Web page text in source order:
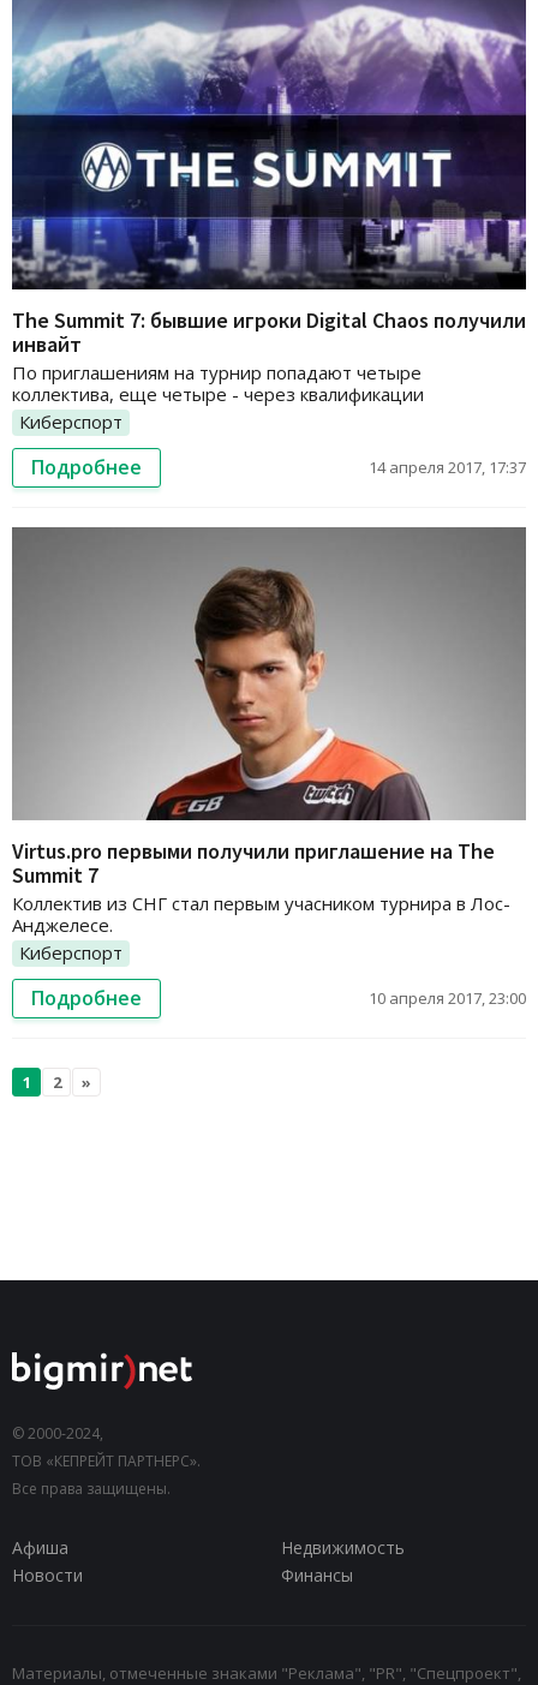
The Summit 7: бывшие игроки Digital Chaos получили
инвайт
По приглашениям на турнир попадают четыре
коллектива, еще четыре - через квалификации
Киберспорт
Подробнее 14 апреля 2017, 17:37
Virtus.pro первыми получили приглашение на The
Summit 7
Коллектив из СНГ стал первым учасником турнира в Лос-
Анджелесе.
Киберспорт
Подробнее 10 апреля 2017, 23:00
1 2 »
© 2000-2024,
ТОВ «КЕПРЕЙТ ПАРТНЕРС».
Все права защищены.
Афиша
Недвижимость
Новости
Финансы
Материалы, отмеченные знаками "Реклама", "PR", "Спецпроект",